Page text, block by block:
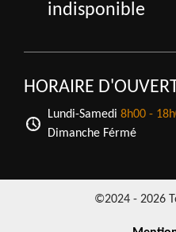
indisponible
HORAIRE
Lundi-Samedi 8h00 -
Dimanche Férmé
©2024 - 2026